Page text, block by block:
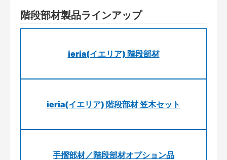
階段部材製品ラインアップ
ieria(イエリア) 階段部材
ieria(イエリア) 階段部材 笠木セット
手摺部材／階段部材オプション品